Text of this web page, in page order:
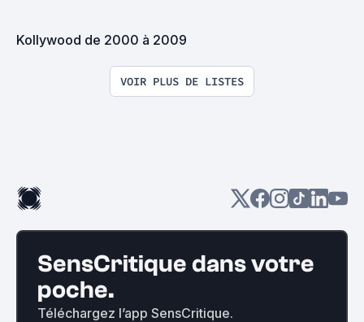
Kollywood de 2000 à 2009
VOIR PLUS DE LISTES
SensCritique dans votre
poche.
Téléchargez l’app SensCritique.